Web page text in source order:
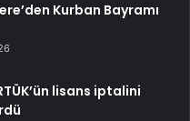
Kurban Bayramı
lisans iptalini